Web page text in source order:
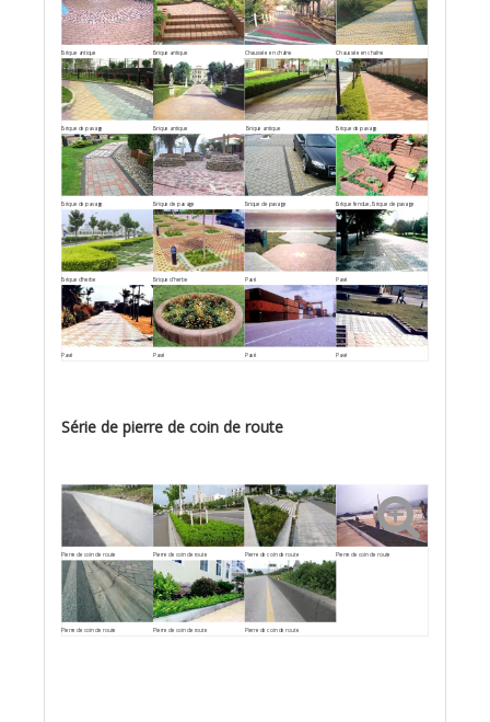
Brique antique Brique antique Chaussée en chaîne Chaussée en chaîne
Brique de pavage Brique antique Brique antique Brique de pavage
Brique de pavage Brique de pavage Brique de pavage Brique fendue, Brique de pavage
Brique d'herbe Brique d'herbe Pavé Pavé
Pavé Pavé Pavé Pavé
Série de pierre de coin de route
Pierre de coin de route Pierre de coin de route Pierre de coin de route Pierre de coin de route
Pierre de coin de route Pierre de coin de route Pierre de coin de route